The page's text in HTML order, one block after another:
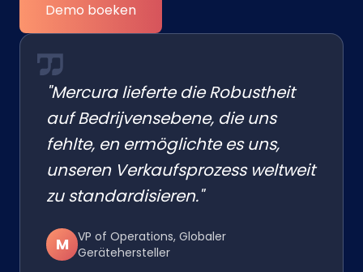
Demo boeken
"Mercura lieferte die Robustheit
auf Bedrijvensebene, die uns
fehlte, en ermöglichte es uns,
unseren Verkaufsprozess weltweit
zu standardisieren."
M VP of Operations, Globaler
Gerätehersteller